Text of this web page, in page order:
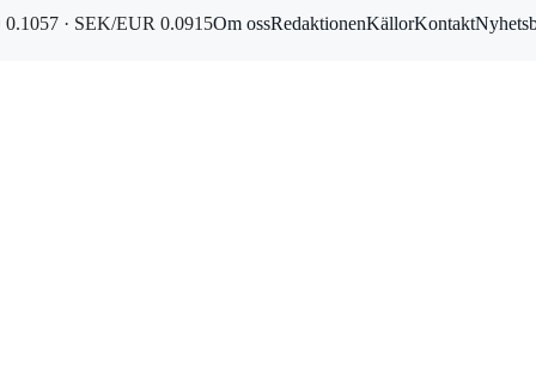
· SEK/EUR 0.0915Om ossRedaktionenKällorKontakt